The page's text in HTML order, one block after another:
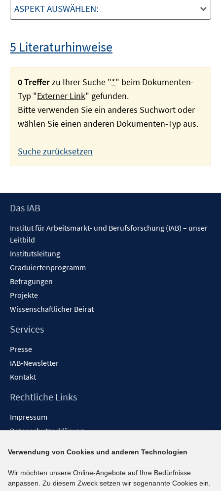
ASPEKT AUSWÄHLEN:
5 Literaturhinweise
0 Trefferzu Ihrer Suche "*" beim Dokumenten-
Typ "Externer Link" gefunden.
Bitte verwenden Sie ein anderes Suchwort oder
wählen Sie einen anderen Dokumenten-Typ aus.
Suche zurücksetzen
Footer
Das IAB
Institut für Arbeitsmarkt- und Berufsforschung (IAB) – unser
Leitbild
Institutsleitung
Graduiertenprogramm
Befragungen
Projekte
Wissenschaftlicher Beirat
Services
Presse
IAB-Newsletter
Kontakt
Rechtliche Links
Impressum
Datenschutzerklärung
Barrieren melden
Social-Media-Kanäle
Verwendung von Cookies und anderen Technologien
Wir möchten unsere Online-Angebote auf Ihre Bedürfnisse
anpassen. Zu diesem Zweck setzen wir sogenannte Cookies ein.